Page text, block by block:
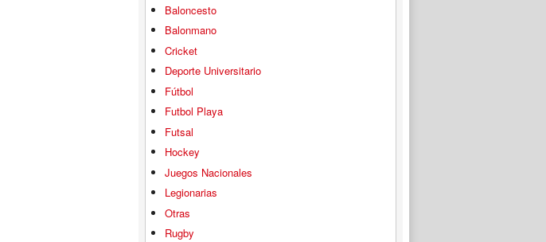
Baloncesto
Balonmano
Cricket
Deporte Universitario
Fútbol
Futbol Playa
Futsal
Hockey
Juegos Nacionales
Legionarias
Otras
Rugby